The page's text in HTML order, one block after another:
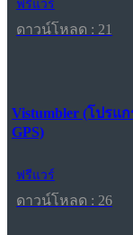
ฟรีแวร์
ดาวน์โหลด : 21
Vistumbler (โปรแ
GPS)
ฟรีแวร์
ดาวน์โหลด : 26